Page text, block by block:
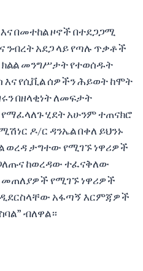
በመተከል ዞኖች በተደጋጋሚ
ንብረት አደጋ ላይ የጣሉ ጥቃቶች
መንግሥታት የተወሰዱት
የሲቪል ሰዎችን ሕይወት ከሞት
በዘላቂነት ለመፍታት
ሂደት አሁንም ተጠናክሮ
ዶ/ር ዳንኤል በቀለ ይህንኑ
ወረዳ ታግተው የሚገኙ ነዋሪዎች
ከወረዳው ተፈናቅለው
የሚገኙ ነዋሪዎች
አፋጣኝ እርምጃዎች
ብለዋል።